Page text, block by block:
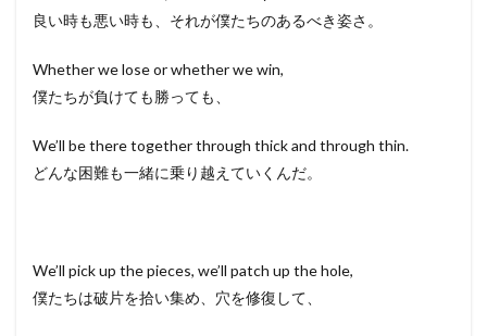
良い時も悪い時も、それが僕たちのあるべき姿さ。
Whether we lose or whether we win,
僕たちが負けても勝っても、
We’ll be there together through thick and through thin.
どんな困難も一緒に乗り越えていくんだ。
We’ll pick up the pieces, we’ll patch up the hole,
僕たちは破片を拾い集め、穴を修復して、